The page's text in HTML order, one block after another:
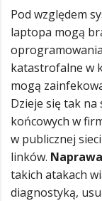
Pod względem
laptopa mogą
katastrofalne w
mogą
Dzieje się tak
końcowych w
w publicznej
linków.
takich atakach
diagnostyką,